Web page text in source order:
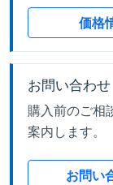
価格
お問い合わせ
購入前のご相
案内します。
お問い